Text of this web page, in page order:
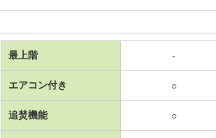
最上階 -
エアコン付き ○
追焚機能 ○